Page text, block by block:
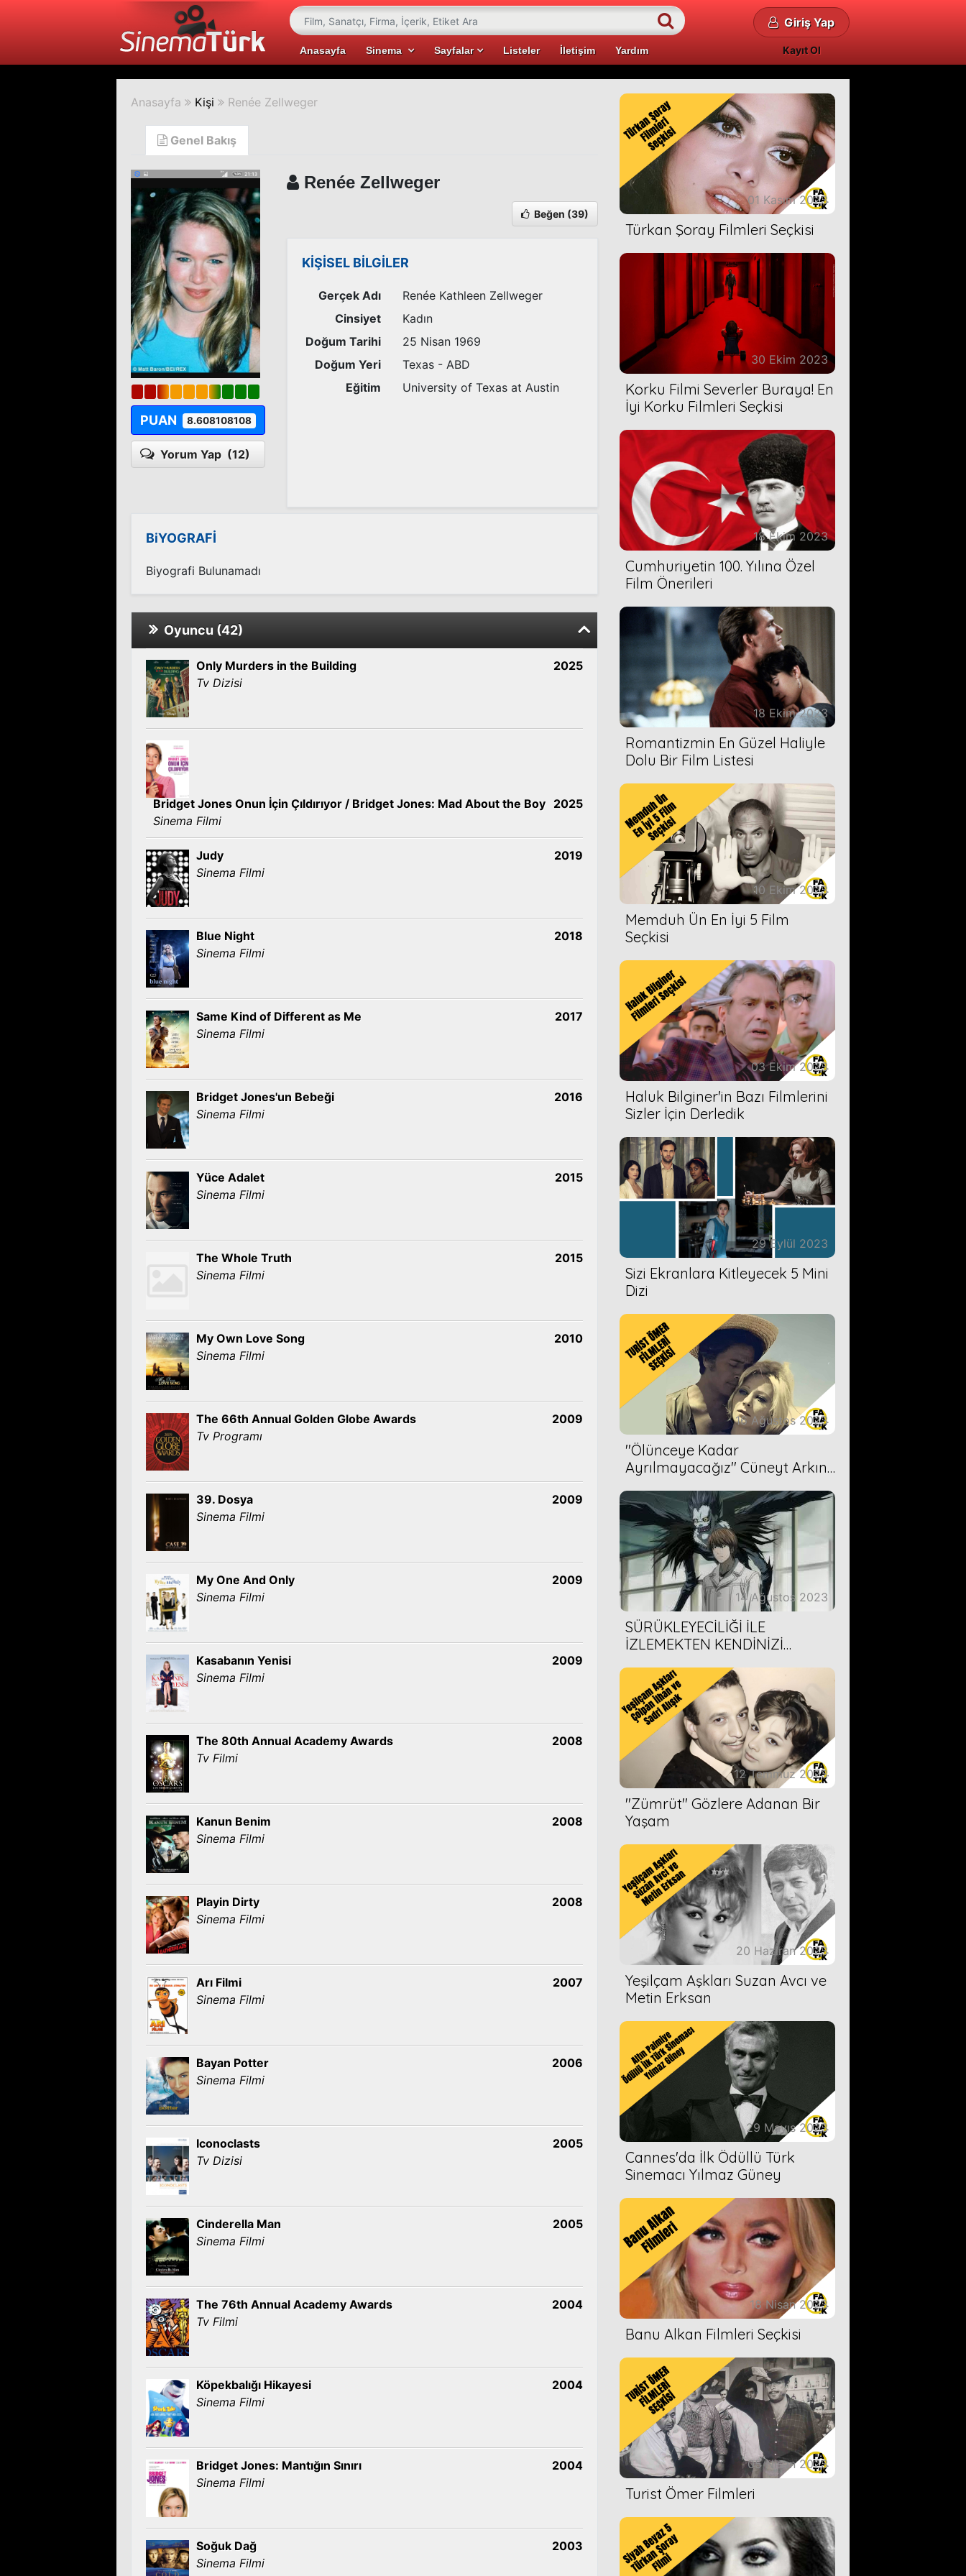
Anasayfa Sinema Sayfalar Listeler İletişim Yardım
Giriş Yap
Kayıt Ol
Anasayfa Kişi Renée Zellweger
Genel Bakış
PUAN 8.608108108
Yorum Yap (12)
Renée Zellweger
Beğen (39)
KİŞİSEL BİLGİLER
Gerçek Adı
Renée Kathleen Zellweger
Cinsiyet
Kadın
Doğum Tarihi
25 Nisan 1969
Doğum Yeri
Texas - ABD
Eğitim
University of Texas at Austin
BiYOGRAFİ
Biyografi Bulunamadı
Oyuncu (42)
Only Murders in the Building
Tv Dizisi
2025
Bridget Jones Onun İçin Çıldırıyor / Bridget Jones: Mad About the Boy
Sinema Filmi
2025
Judy
Sinema Filmi
2019
Blue Night
Sinema Filmi
2018
Same Kind of Different as Me
Sinema Filmi
2017
Bridget Jones'un Bebeği
Sinema Filmi
2016
Yüce Adalet
Sinema Filmi
2015
The Whole Truth
Sinema Filmi
2015
My Own Love Song
Sinema Filmi
2010
The 66th Annual Golden Globe Awards
Tv Programı
2009
39. Dosya
Sinema Filmi
2009
My One And Only
Sinema Filmi
2009
Kasabanın Yenisi
Sinema Filmi
2009
The 80th Annual Academy Awards
Tv Filmi
2008
Kanun Benim
Sinema Filmi
2008
Playin Dirty
Sinema Filmi
2008
Arı Filmi
Sinema Filmi
2007
Bayan Potter
Sinema Filmi
2006
Iconoclasts
Tv Dizisi
2005
Cinderella Man
Sinema Filmi
2005
The 76th Annual Academy Awards
Tv Filmi
2004
Köpekbalığı Hikayesi
Sinema Filmi
2004
Bridget Jones: Mantığın Sınırı
Sinema Filmi
2004
Soğuk Dağ
Sinema Filmi
2003
01 Kasım 2023
Türkan Şoray Filmleri Seçkisi
30 Ekim 2023
Korku Filmi Severler Buraya! En
İyi Korku Filmleri Seçkisi
18 Ekim 2023
Cumhuriyetin 100. Yılına Özel
Film Önerileri
18 Ekim 2023
Romantizmin En Güzel Haliyle
Dolu Bir Film Listesi
10 Ekim 2023
Memduh Ün En İyi 5 Film
Seçkisi
03 Ekim 2023
Haluk Bilginer'in Bazı Filmlerini
Sizler İçin Derledik
29 Eylül 2023
Sizi Ekranlara Kitleyecek 5 Mini
Dizi
16 Ağustos 2023
''Ölünceye Kadar
Ayrılmayacağız'' Cüneyt Arkın-
14 Ağustos 2023
SÜRÜKLEYECİLİĞİ İLE
İZLEMEKTEN KENDİNİZİ
ÖNERİMİZ
12 Temmuz 2023
''Zümrüt'' Gözlere Adanan Bir
Yaşam
20 Haziran 2023
Yeşilçam Aşkları Suzan Avcı ve
Metin Erksan
29 Mayıs 2023
Cannes'da İlk Ödüllü Türk
Sinemacı Yılmaz Güney
18 Nisan 2023
Banu Alkan Filmleri Seçkisi
05 Nisan 2023
Turist Ömer Filmleri